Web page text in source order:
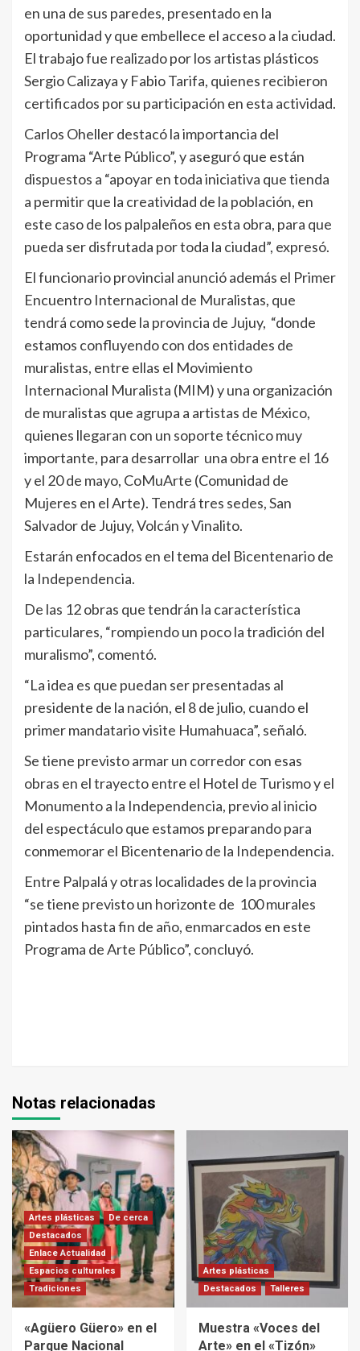
en una de sus paredes, presentado en la
oportunidad y que embellece el acceso a la ciudad.
El trabajo fue realizado por los artistas plásticos
Sergio Calizaya y Fabio Tarifa, quienes recibieron
certificados por su participación en esta actividad.
Carlos Oheller destacó la importancia del
Programa “Arte Público”, y aseguró que están
dispuestos a “apoyar en toda iniciativa que tienda
a permitir que la creatividad de la población, en
este caso de los palpaleños en esta obra, para que
pueda ser disfrutada por toda la ciudad”, expresó.
El funcionario provincial anunció además el Primer
Encuentro Internacional de Muralistas, que
tendrá como sede la provincia de Jujuy, “donde
estamos confluyendo con dos entidades de
muralistas, entre ellas el Movimiento
Internacional Muralista (MIM) y una organización
de muralistas que agrupa a artistas de México,
quienes llegaran con un soporte técnico muy
importante, para desarrollar una obra entre el 16
y el 20 de mayo, CoMuArte (Comunidad de
Mujeres en el Arte). Tendrá tres sedes, San
Salvador de Jujuy, Volcán y Vinalito.
Estarán enfocados en el tema del Bicentenario de
la Independencia.
De las 12 obras que tendrán la característica
particulares, “rompiendo un poco la tradición del
muralismo”, comentó.
“La idea es que puedan ser presentadas al
presidente de la nación, el 8 de julio, cuando el
primer mandatario visite Humahuaca”, señaló.
Se tiene previsto armar un corredor con esas
obras en el trayecto entre el Hotel de Turismo y el
Monumento a la Independencia, previo al inicio
del espectáculo que estamos preparando para
conmemorar el Bicentenario de la Independencia.
Entre Palpalá y otras localidades de la provincia
“se tiene previsto un horizonte de 100 murales
pintados hasta fin de año, enmarcados en este
Programa de Arte Público”, concluyó.
Notas relacionadas
Artes plásticas
De cerca
Destacados
Enlace Actualidad
Espacios culturales
Tradiciones
«Agüero Güero» en el
Parque Nacional
Artes plásticas
Destacados
Talleres
Muestra «Voces del
Arte» en el «Tizón»